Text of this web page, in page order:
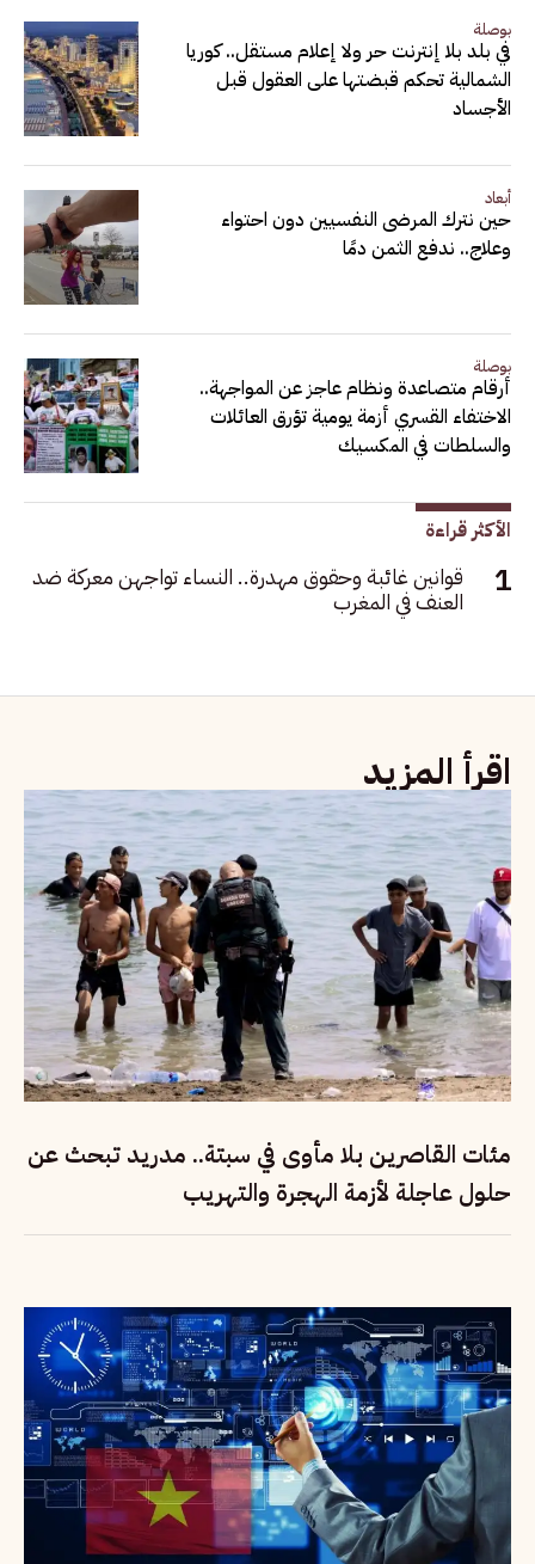
بوصلة
في بلد بلا إنترنت حر ولا إعلام مستقل.. كوريا
الشمالية تحكم قبضتها على العقول قبل
الأجساد
أبعاد
حين نترك المرضى النفسيين دون احتواء
وعلاج.. ندفع الثمن دمًا
بوصلة
أرقام متصاعدة ونظام عاجز عن المواجهة..
الاختفاء القسري أزمة يومية تؤرق العائلات
والسلطات في المكسيك
الأكثر قراءة
قوانين غائبة وحقوق مهدرة.. النساء تواجهن معركة ضد
العنف في المغرب
اقرأ المزيد
مئات القاصرين بلا مأوى في سبتة.. مدريد تبحث عن
حلول عاجلة لأزمة الهجرة والتهريب